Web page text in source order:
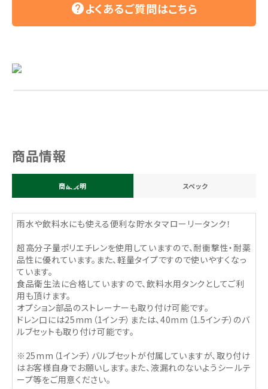
helpよくあるご質問はこちら
商品情報
商品説明 スペック
雨水や飲料水にも使える便利な貯水タマローリータンク！
超高分子量ポリエチレンを使用していますので、耐衝撃性・耐薬
品性に優れています。また、軽量タイプですので使いやすくなっ
ています。
食品衛生法に合格していますので、飲料水用タンクとしてご利
用も頂けます。
オプション部品のストレーナーも取り付け可能です。
ドレン口には25mm（1インチ）または、40mm（1.5インチ）のバ
ルブセットも取り付け可能です。
※25mm（1インチ）バルブセットが付属していますが、取り付け
はお客様自身でお願いします。また、液漏れのないようシールテ
ープ等をご用意ください。